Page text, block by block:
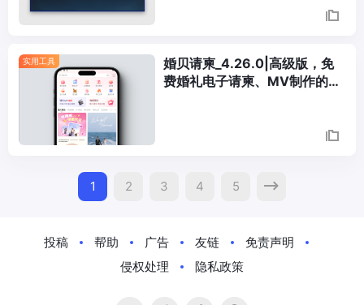
实用工具
婚贝请柬_4.26.0|高级版，免
费婚礼电子请柬、MV制作的工
Posts
Navigation
1 2 3 4 5
投稿 帮助 广告 友链
免责声明
侵权处理
隐私政策